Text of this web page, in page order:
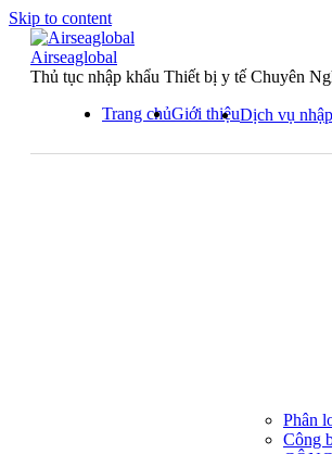
Skip to content
Airseaglobal
Thủ tục nhập khẩu Thiết bị y tế Chuyên
Trang chủGiới thiệuDịch vụ
Phân
Công